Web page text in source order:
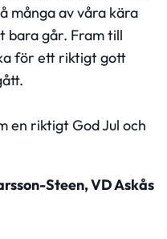
många av våra kära
bara går. Fram till
för ett riktigt gott
en riktigt God Jul och
Steen, VD Askås